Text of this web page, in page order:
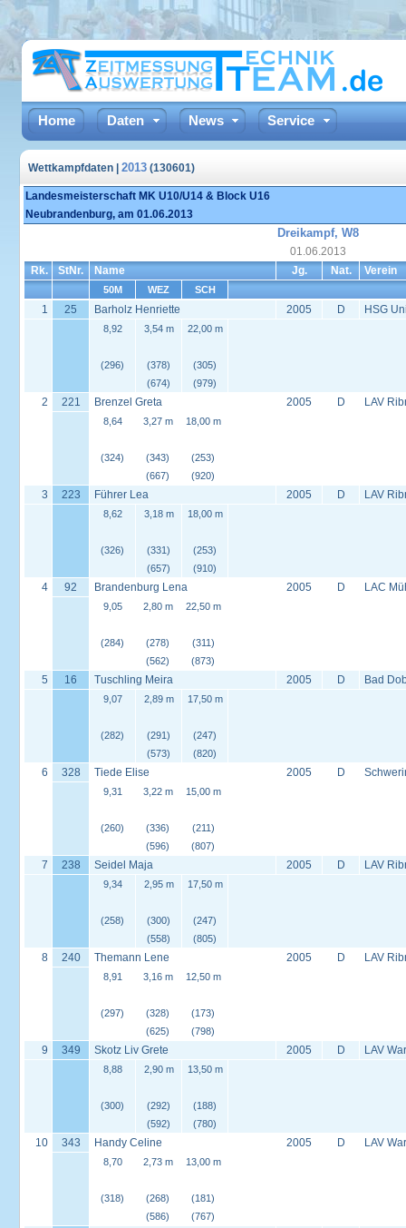
Home Daten News Service
Wettkampfdaten | 2013 (130601)
Landesmeisterschaft MK U10/U14 & Block U16
Neubrandenburg, am 01.06.2013
Dreikampf, W8
01.06.2013
Rk.
StNr. Name Jg. Nat. Verein
50M WEZ SCH
1 25 Barholz Henriette 2005 D HSG
8,92
(296)
3,54 m
(378)
(674)
22,00 m
(305)
(979)
2 221 Brenzel Greta 2005 D LAV
8,64
(324)
3,27 m
(343)
(667)
18,00 m
(253)
(920)
3 223 Führer Lea 2005 D LAV
8,62
(326)
3,18 m
(331)
(657)
18,00 m
(253)
(910)
4 92 Brandenburg Lena 2005 D LAC
9,05
(284)
2,80 m
(278)
(562)
22,50 m
(311)
(873)
5 16 Tuschling Meira 2005 D Bad
9,07
(282)
2,89 m
(291)
(573)
17,50 m
(247)
(820)
6 328 Tiede Elise 2005 D
9,31
(260)
3,22 m
(336)
(596)
15,00 m
(211)
(807)
7 238 Seidel Maja 2005 D LAV
9,34
(258)
2,95 m
(300)
(558)
17,50 m
(247)
(805)
8 240 Themann Lene 2005 D LAV
8,91
(297)
3,16 m
(328)
(625)
12,50 m
(173)
(798)
9 349 Skotz Liv Grete 2005 D LAV
8,88
(300)
2,90 m
(292)
(592)
13,50 m
(188)
(780)
10 343 Handy Celine 2005 D LAV
8,70
(318)
2,73 m
(268)
(586)
13,00 m
(181)
(767)